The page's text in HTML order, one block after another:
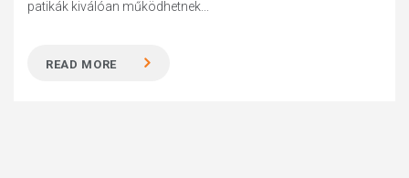
patikák kiválóan működhetnek...
READ MORE